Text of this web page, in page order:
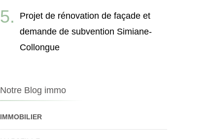
Projet de rénovation de façade et
demande de subvention Simiane-
Collongue
Notre Blog immo
IMMOBILIER